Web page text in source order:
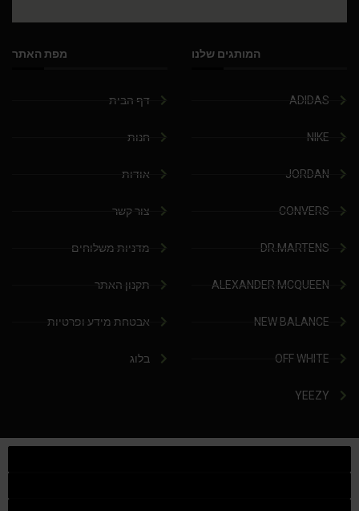
המותגים שלנו
ADIDAS
NIKE
JORDAN
CONVERS
DR.MARTENS
ALEXANDER MCQUEEN
NEW BALANCE
OFF WHITE
YEEZY
מפת האתר
דף הבית
חנות
אודות
צור קשר
מדניות משלוחים
תקנון האתר
אבטחת מידע ופרטיות
בלוג